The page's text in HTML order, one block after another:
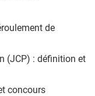
de
(JCP) : définition et
concours